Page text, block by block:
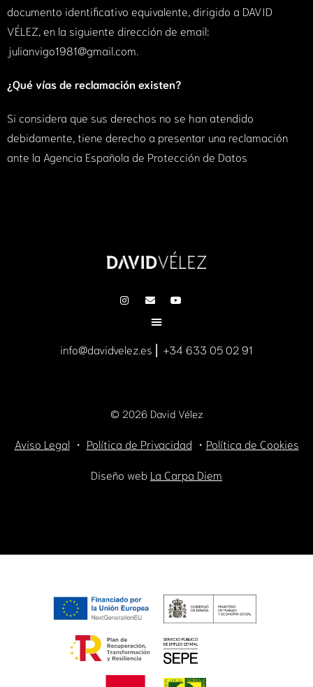
documento identificativo equivalente, dirigido a DAVID
VÉLEZ, en la siguiente dirección de email:
julianvigo1981@gmail.com.
¿Qué vías de reclamación existen?
Si considera que sus derechos no se han atendido
debidamente, tiene derecho a presentar una reclamación
ante la Agencia Española de Protección de Datos
info@davidvelez.es ⎜ +34 633 05 02 91
© 2026David Vélez
Aviso Legal・ Política de Privacidad ・ Política de Cookies
Diseño web La Carpa Diem